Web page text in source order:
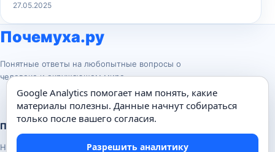
27.05.2025
Почемуха.ру
Понятные ответы на любопытные вопросы о
человеке и окружающем мире.
Популярные темы
Наука
Google Analytics помогает нам понять, какие
материалы полезны. Данные начнут собираться
только после вашего согласия.
Разрешить аналитику